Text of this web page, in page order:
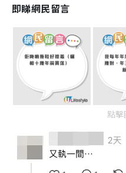
即睇網民留言
點